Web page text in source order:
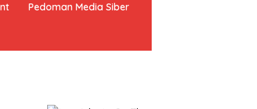
Pedoman Media Siber